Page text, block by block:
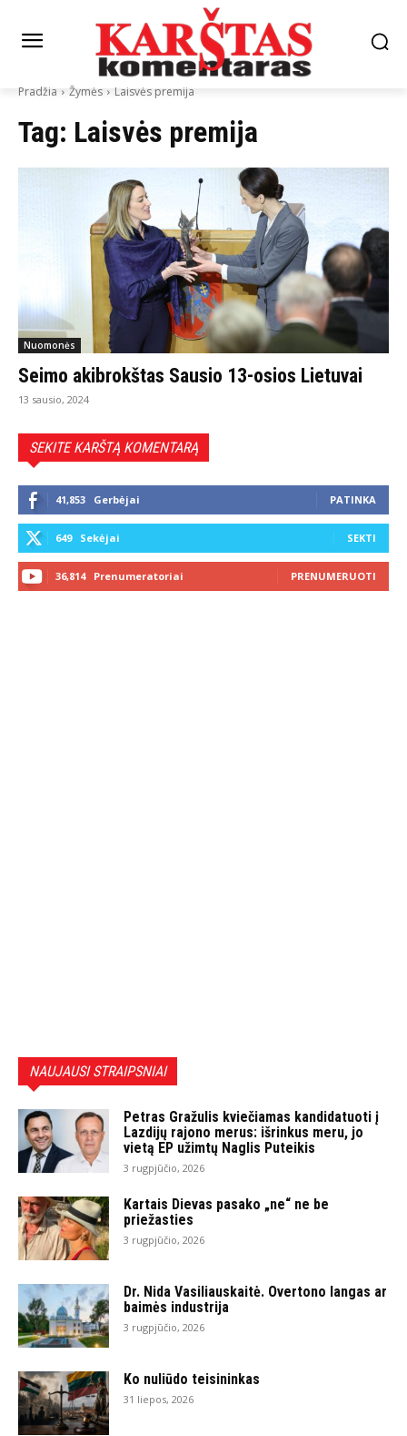
Pradžia Žymės Laisvės premija
Tag: Laisvės premija
Nuomonės
Seimo akibrokštas Sausio 13-osios Lietuvai
13 sausio, 2024
SEKITE KARŠTĄ KOMENTARĄ
41,853 Gerbėjai PATINKA
649 Sekėjai SEKTI
36,814 Prenumeratoriai PRENUMERUOTI
NAUJAUSI STRAIPSNIAI
Petras Gražulis kviečiamas kandidatuoti į
Lazdijų rajono merus: išrinkus meru, jo
vietą EP užimtų Naglis Puteikis
3 rugpjūčio, 2026
Kartais Dievas pasako „ne“ ne be
priežasties
3 rugpjūčio, 2026
Dr. Nida Vasiliauskaitė. Overtono langas ar
baimės industrija
3 rugpjūčio, 2026
Ko nuliūdo teisininkas
31 liepos, 2026